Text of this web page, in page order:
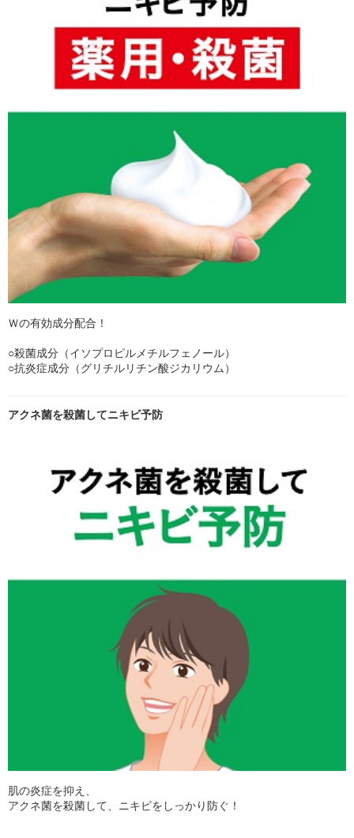
Ｗの有効成分配合！
○殺菌成分（イソプロピルメチルフェノール）
○抗炎症成分（グリチルリチン酸ジカリウム）
アクネ菌を殺菌してニキビ予防
肌の炎症を抑え、
アクネ菌を殺菌して、ニキビをしっかり防ぐ！